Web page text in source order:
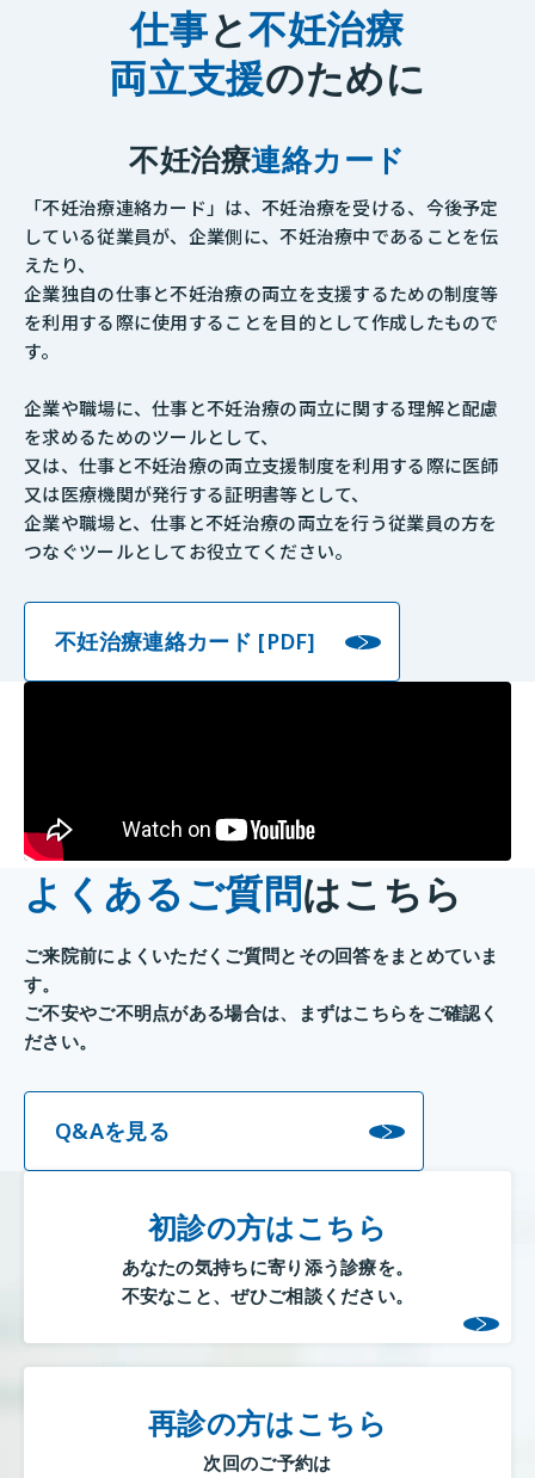
仕事と不妊治療
両立支援のために
不妊治療連絡カード
「不妊治療連絡カード」は、不妊治療を受ける、今後予定
している従業員が、企業側に、不妊治療中であることを伝
えたり、
企業独自の仕事と不妊治療の両立を支援するための制度等
を利用する際に使用することを目的として作成したもので
す。
企業や職場に、仕事と不妊治療の両立に関する理解と配慮
を求めるためのツールとして、
又は、仕事と不妊治療の両立支援制度を利用する際に医師
又は医療機関が発行する証明書等として、
企業や職場と、仕事と不妊治療の両立を行う従業員の方を
つなぐツールとしてお役立てください。
不妊治療連絡カード [PDF]
よくあるご質問はこちら
ご来院前によくいただくご質問とその回答をまとめていま
す。
ご不安やご不明点がある場合は、まずはこちらをご確認く
ださい。
Q&Aを見る
初診の方はこちら
あなたの気持ちに寄り添う診療を。
不安なこと、ぜひご相談ください。
再診の方はこちら
次回のご予約は